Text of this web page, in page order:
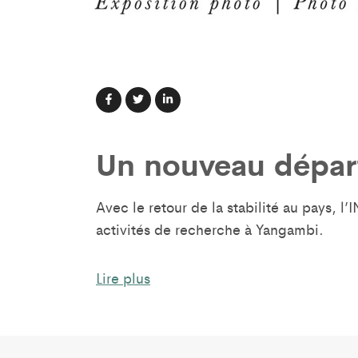
Un nouveau
Avec le retour de la stabilité au pays,
activités de recherche à Yangambi.
Depuis 2017, l’INERA, en partenariat
la mise en œuvre de plusieurs projets
Lire plus